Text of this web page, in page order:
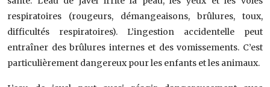
respiratoires (rougeurs, démangeaisons, brûlures, toux,
difficultés respiratoires). L’ingestion accidentelle peut
entraîner des brûlures internes et des vomissements. C’est
particulièrement dangereux pour les enfants et les animaux.